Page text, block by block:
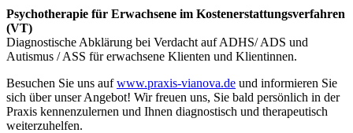
Psychotherapie für Erwachsene im Kostenerstattungsverfahren
(VT)
Diagnostische Abklärung bei Verdacht auf ADHS/ ADS und
Autismus / ASS für erwachsene Klienten und Klientinnen.
Besuchen Sie uns aufwww.praxis-vianova.de und informieren Sie
sich über unser Angebot! Wir freuen uns, Sie bald persönlich in der
Praxis kennenzulernen und Ihnen diagnostisch und therapeutisch
weiterzuhelfen.